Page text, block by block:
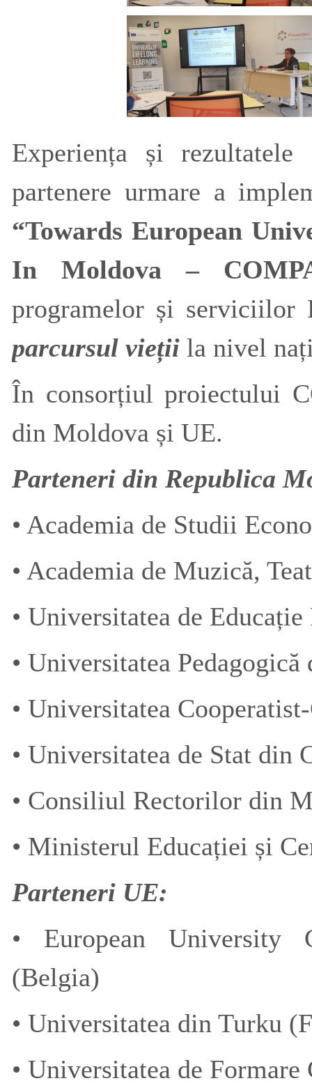
Experiența și
partenere urmare a
“Towards European
In Moldova –
programelor și
parcursul vieții la nivel
În consorțiul proiectului
din Moldova și UE.
Parteneri din Republica
• Academia de Studii
• Academia de Muzică,
• Universitatea de
• Universitatea Pedagogică
• Universitatea
• Universitatea de Stat din
• Consiliul Rectorilor din
• Ministerul Educației și
Parteneri UE:
• European University
(Belgia)
• Universitatea din Turku
• Universitatea de